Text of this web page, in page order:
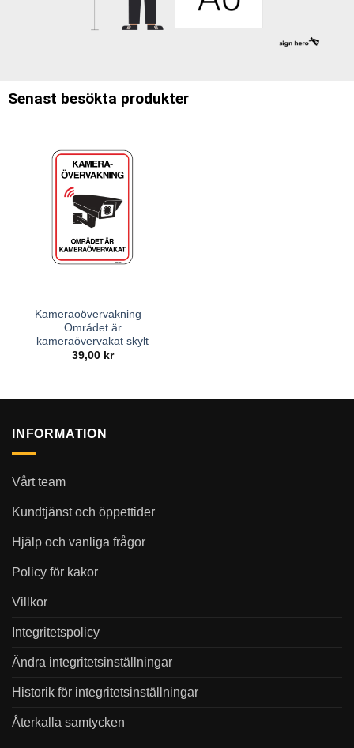
Senast besökta produkter
Kameraoövervakning –
Området är
kameraövervakat skylt
39,00 kr
INFORMATION
Vårt team
Kundtjänst och öppettider
Hjälp och vanliga frågor
Policy för kakor
Villkor
Integritetspolicy
Ändra integritetsinställningar
Historik för integritetsinställningar
Återkalla samtycken